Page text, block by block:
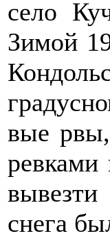
село
Зимой
вые
ревками
снега